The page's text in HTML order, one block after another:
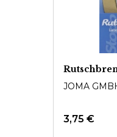
JOMA
3,75 €